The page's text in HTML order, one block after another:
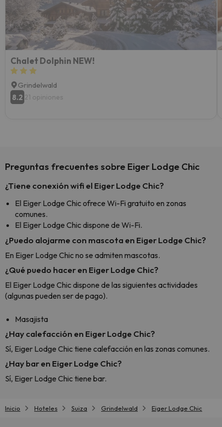
yo.
Chalet Dolphin NEW!
Grindelwald
8.2 21 opiniones
Preguntas frecuentes sobre Eiger Lodge Chic
¿Tiene conexión wifi el Eiger Lodge Chic?
El Eiger Lodge Chic ofrece Wi-Fi gratuito en zonas
comunes.
El Eiger Lodge Chic dispone de Wi-Fi.
¿Puedo alojarme con mascota en Eiger Lodge Chic?
En Eiger Lodge Chic no se admiten mascotas.
¿Qué puedo hacer en Eiger Lodge Chic?
El Eiger Lodge Chic dispone de las siguientes actividades
(algunas pueden ser de pago).
Masajista
¿Hay calefacción en Eiger Lodge Chic?
Sí, Eiger Lodge Chic tiene calefacción en las zonas comunes.
¿Hay bar en Eiger Lodge Chic?
Sí, Eiger Lodge Chic tiene bar.
Inicio Hoteles Suiza Grindelwald Eiger Lodge Chic